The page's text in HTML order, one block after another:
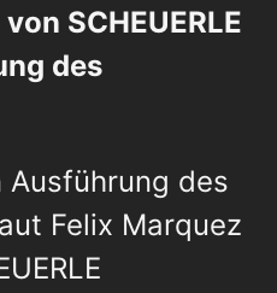
SCHEUERLE
des
des
Felix Marquez